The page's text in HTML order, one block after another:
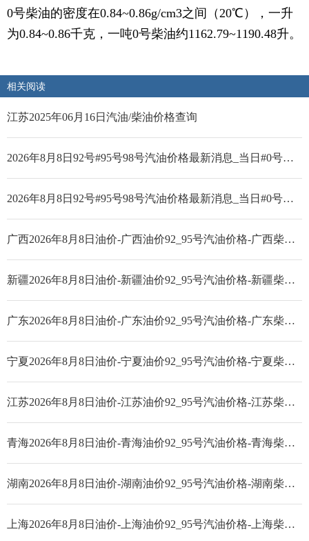
0号柴油的密度在0.84~0.86g/cm3之间（20℃），一升
为0.84~0.86千克，一吨0号柴油约1162.79~1190.48升。
相关阅读
江苏2025年06月16日汽油/柴油价格查询
2026年8月8日92号#95号98号汽油价格最新消息_当日#0号柴油价格
2026年8月8日92号#95号98号汽油价格最新消息_当日#0号柴油价格
广西2026年8月8日油价-广西油价92_95号汽油价格-广西柴油价格
新疆2026年8月8日油价-新疆油价92_95号汽油价格-新疆柴油价格
广东2026年8月8日油价-广东油价92_95号汽油价格-广东柴油价格
宁夏2026年8月8日油价-宁夏油价92_95号汽油价格-宁夏柴油价格
江苏2026年8月8日油价-江苏油价92_95号汽油价格-江苏柴油价格
青海2026年8月8日油价-青海油价92_95号汽油价格-青海柴油价格
湖南2026年8月8日油价-湖南油价92_95号汽油价格-湖南柴油价格
上海2026年8月8日油价-上海油价92_95号汽油价格-上海柴油价格